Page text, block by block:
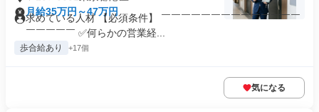
月給35万円～47万円
求めている人材 【必須条件】 ￣￣￣￣￣￣￣￣￣￣￣￣￣￣
￣￣￣￣￣ ✅何らかの営業経...
歩合給あり +17個
気になる